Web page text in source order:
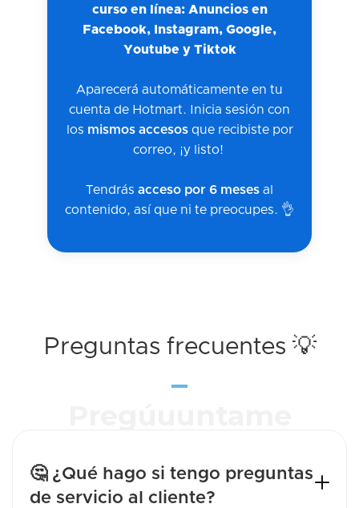
curso en línea: Anuncios en
Facebook, Instagram, Google,
Youtube y Tiktok
Aparecerá automáticamente en tu
cuenta de Hotmart. Inicia sesión con
los mismos accesosque recibiste por
correo, ¡y listo!
Tendrás acceso por 6 meses al
contenido, así que ni te preocupes. 👌
Preguntas frecuentes 💡
🤔 ¿Qué hago si tengo preguntas
de servicio al cliente?